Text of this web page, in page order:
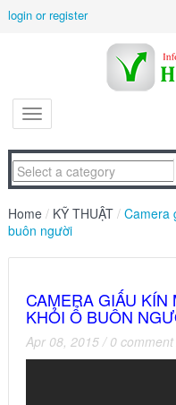
login or register
Home / KỸ THUẬT / Camera
buôn người
CAMERA GIẤU KÍN
KHỎI Ổ BUÔN
Apr 08, 2015 / 0 comment